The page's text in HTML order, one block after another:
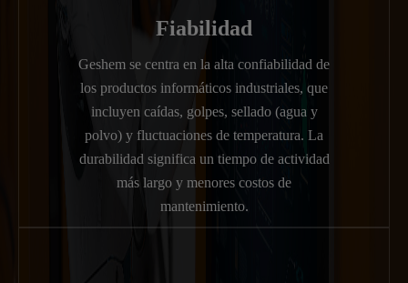
Fiabilidad
Geshem se centra en la alta confiabilidad de
los productos informáticos industriales, que
incluyen caídas, golpes, sellado (agua y
polvo) y fluctuaciones de temperatura. La
durabilidad significa un tiempo de actividad
más largo y menores costos de
mantenimiento.